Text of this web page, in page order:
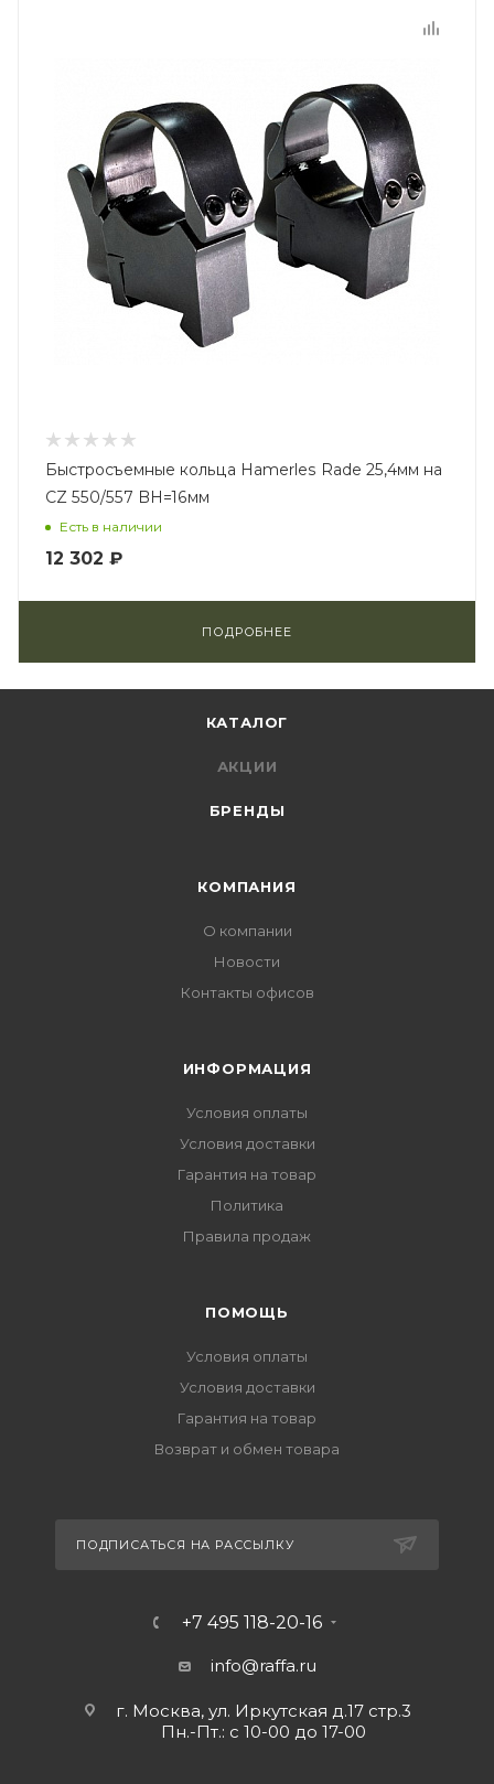
Быстросъемные кольца Hamerles Rade 25,4мм на
CZ 550/557 BH=16мм
Есть в наличии
12 302 ₽
ПОДРОБНЕЕ
КАТАЛОГ
АКЦИИ
БРЕНДЫ
КОМПАНИЯ
О компании
Новости
Контакты офисов
ИНФОРМАЦИЯ
Условия оплаты
Условия доставки
Гарантия на товар
Политика
Правила продаж
ПОМОЩЬ
Условия оплаты
Условия доставки
Гарантия на товар
Возврат и обмен товара
ПОДПИСАТЬСЯ НА РАССЫЛКУ
+7 495 118-20-16
info@raffa.ru
г. Москва, ул. Иркутская д.17 стр.3
Пн.-Пт.: с 10-00 до 17-00